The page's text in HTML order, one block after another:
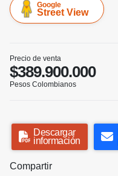
Google
Street View
Precio de venta
$389.900.000
Pesos Colombianos
Descargar
información
Compartir